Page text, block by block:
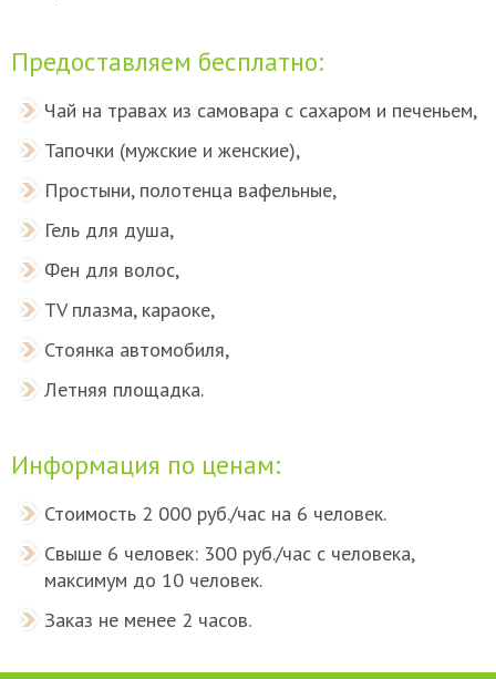
Предоставляем бесплатно:
Чай на травах из самовара с сахаром и печеньем,
Тапочки (мужские и женские),
Простыни, полотенца вафельные,
Гель для душа,
Фен для волос,
TV плазма, караоке,
Стоянка автомобиля,
Летняя площадка.
Информация по ценам:
Стоимость 2 000 руб./час на 6 человек.
Свыше 6 человек: 300 руб./час с человека,
максимум до 10 человек.
Заказ не менее 2 часов.